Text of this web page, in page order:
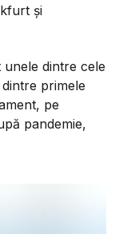
și
dintre cele
primele
pe
pandemie,